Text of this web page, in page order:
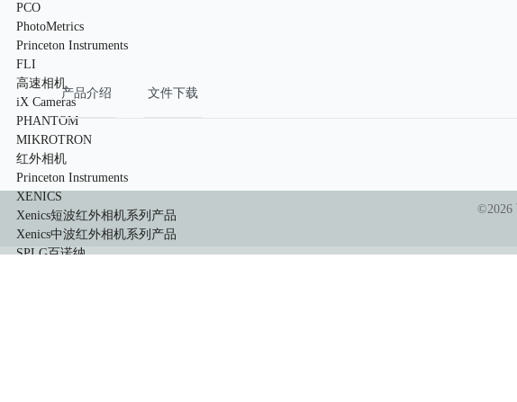
PCO
PhotoMetrics
Princeton Instruments
FLI
高速相机
iX Cameras
PHANTOM
MIKROTRON
红外相机
Princeton Instruments
XENICS
Xenics短波红外相机系列产品
Xenics中波红外相机系列产品
SPLG百诺纳
产品介绍 文件下载
©2026